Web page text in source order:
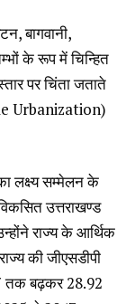
बागवानी,
के रूप में चिन्हित
पर चिंता जताते
Urbanization)
लक्ष्य सम्मेलन के
उत्तराखण्ड
राज्य के आर्थिक
की जीएसडीपी
तक बढ़कर ₹28.92